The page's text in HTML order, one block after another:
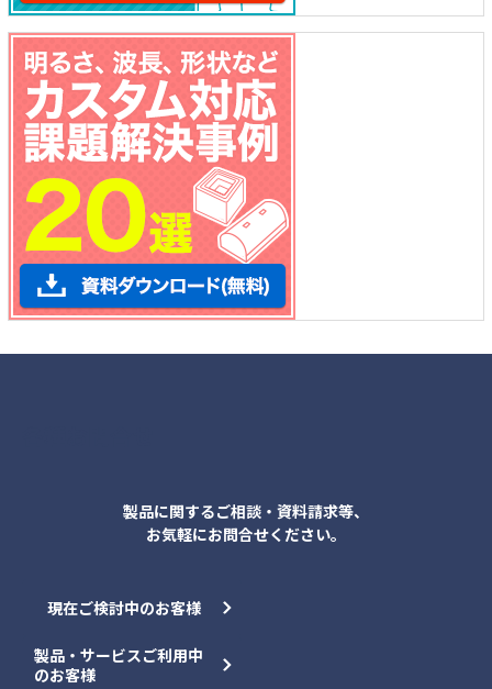
製品に関するご相談・資料請求等、
お気軽にお問合せください。
現在ご検討中のお客様
製品・サービスご利用中
のお客様